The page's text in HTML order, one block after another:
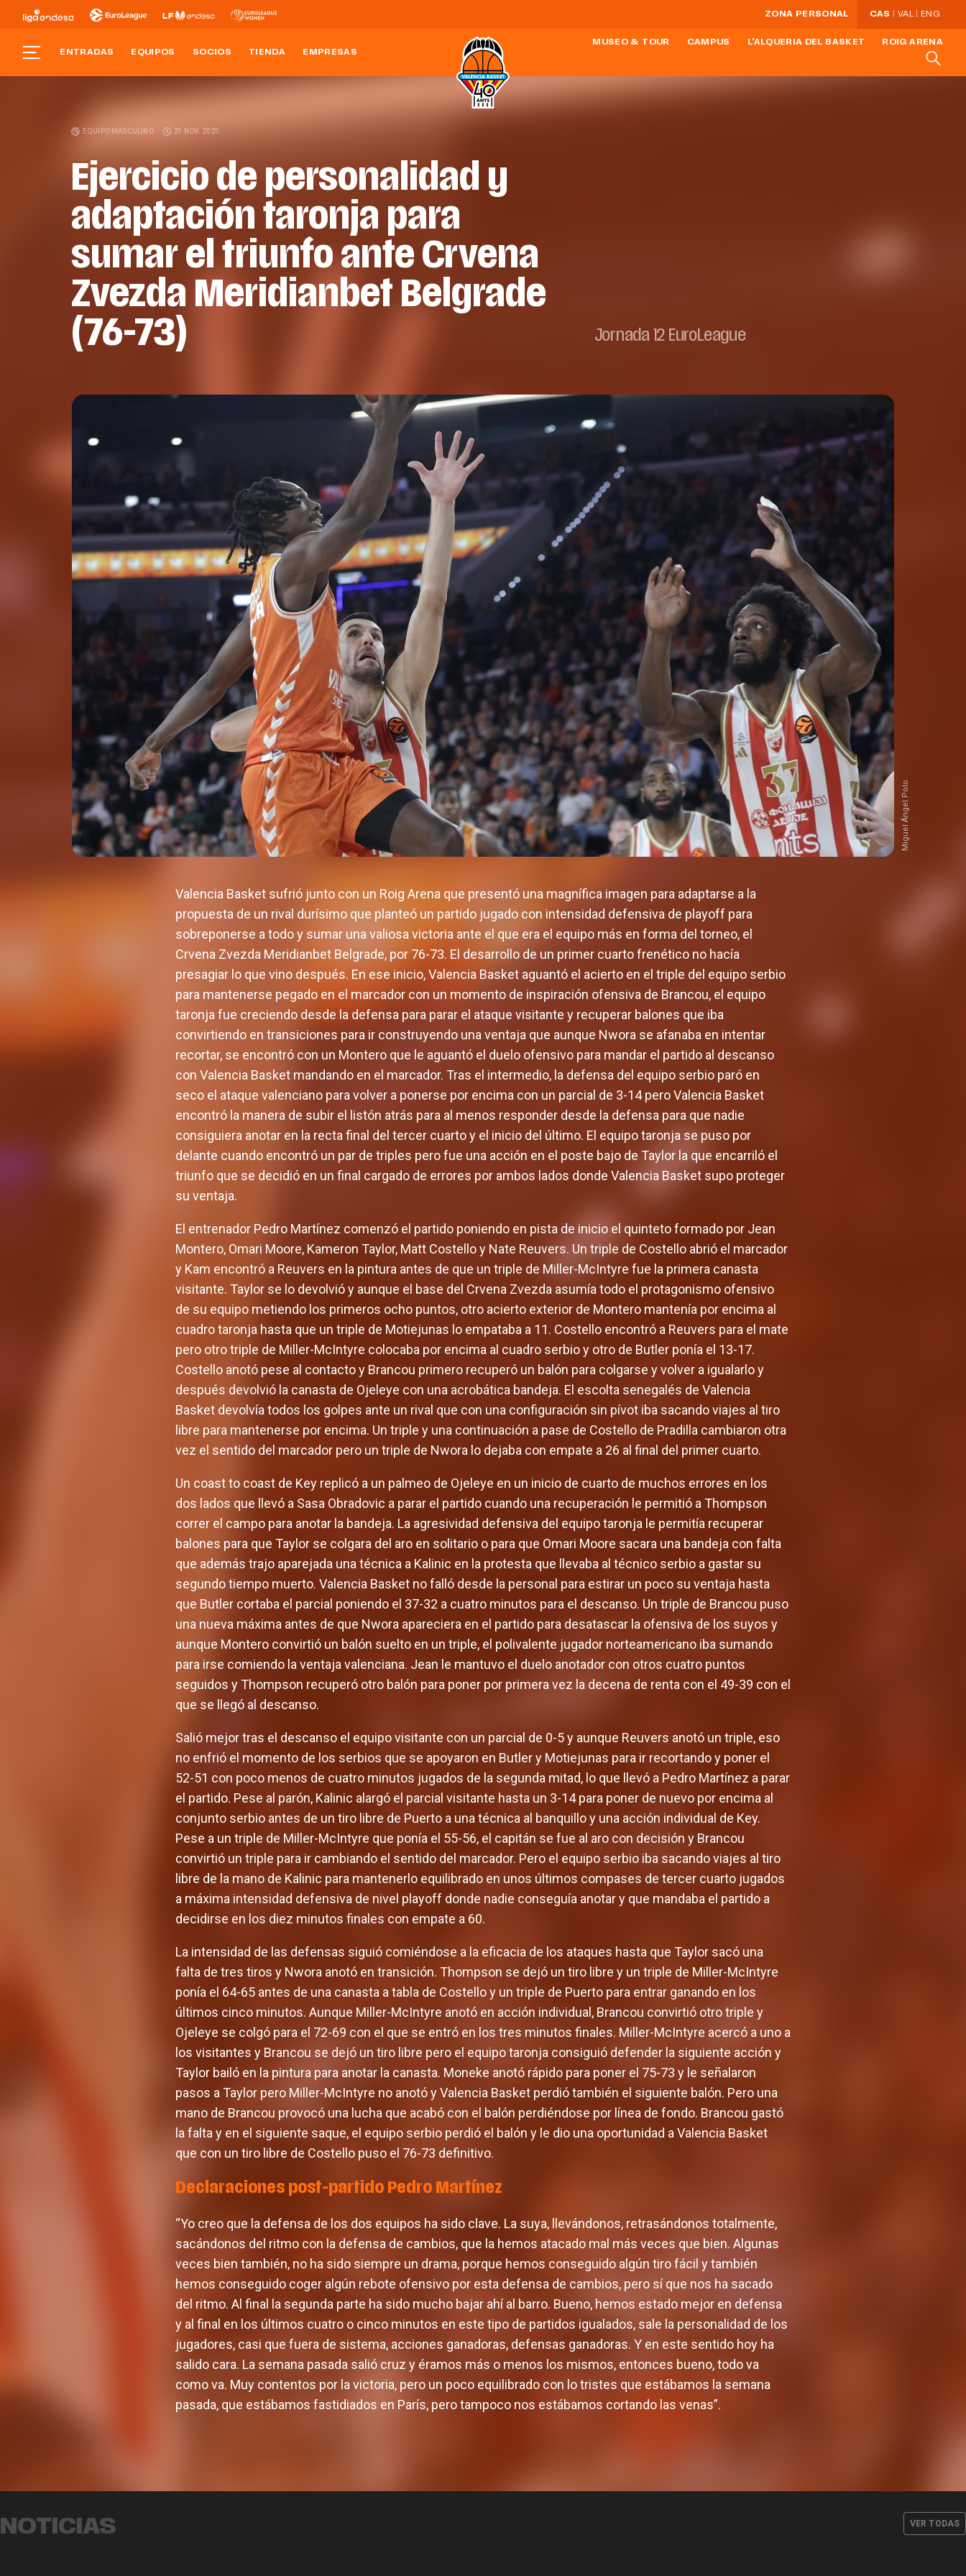
ZONA PERSONAL CAS VAL ENG
ENTRADAS EQUIPOS SOCIOS TIENDA EMPRESAS
MUSEO & TOUR CAMPUS L'ALQUERIA DEL BASKET ROIG ARENA
EQUIPO MASCULINO 21 NOV. 2025
Ejercicio de personalidad y
adaptación taronja para
sumar el triunfo ante Crvena
Zvezda Meridianbet Belgrade
(76-73)
Jornada 12 EuroLeague
Miguel Ángel Polo
Valencia Basket sufrió junto con un Roig Arena que presentó una magnífica imagen para adaptarse a la
propuesta de un rival durísimo que planteó un partido jugado con intensidad defensiva de playoff para
sobreponerse a todo y sumar una valiosa victoria ante el que era el equipo más en forma del torneo, el
Crvena Zvezda Meridianbet Belgrade, por 76-73. El desarrollo de un primer cuarto frenético no hacía
presagiar lo que vino después. En ese inicio, Valencia Basket aguantó el acierto en el triple del equipo serbio
para mantenerse pegado en el marcador con un momento de inspiración ofensiva de Brancou, el equipo
taronja fue creciendo desde la defensa para parar el ataque visitante y recuperar balones que iba
convirtiendo en transiciones para ir construyendo una ventaja que aunque Nwora se afanaba en intentar
recortar, se encontró con un Montero que le aguantó el duelo ofensivo para mandar el partido al descanso
con Valencia Basket mandando en el marcador. Tras el intermedio, la defensa del equipo serbio paró en
seco el ataque valenciano para volver a ponerse por encima con un parcial de 3-14 pero Valencia Basket
encontró la manera de subir el listón atrás para al menos responder desde la defensa para que nadie
consiguiera anotar en la recta final del tercer cuarto y el inicio del último. El equipo taronja se puso por
delante cuando encontró un par de triples pero fue una acción en el poste bajo de Taylor la que encarriló el
triunfo que se decidió en un final cargado de errores por ambos lados donde Valencia Basket supo proteger
su ventaja.
El entrenador Pedro Martínez comenzó el partido poniendo en pista de inicio el quinteto formado por Jean
Montero, Omari Moore, Kameron Taylor, Matt Costello y Nate Reuvers. Un triple de Costello abrió el marcador
y Kam encontró a Reuvers en la pintura antes de que un triple de Miller-McIntyre fue la primera canasta
visitante. Taylor se lo devolvió y aunque el base del Crvena Zvezda asumía todo el protagonismo ofensivo
de su equipo metiendo los primeros ocho puntos, otro acierto exterior de Montero mantenía por encima al
cuadro taronja hasta que un triple de Motiejunas lo empataba a 11. Costello encontró a Reuvers para el mate
pero otro triple de Miller-McIntyre colocaba por encima al cuadro serbio y otro de Butler ponía el 13-17.
Costello anotó pese al contacto y Brancou primero recuperó un balón para colgarse y volver a igualarlo y
después devolvió la canasta de Ojeleye con una acrobática bandeja. El escolta senegalés de Valencia
Basket devolvía todos los golpes ante un rival que con una configuración sin pívot iba sacando viajes al tiro
libre para mantenerse por encima. Un triple y una continuación a pase de Costello de Pradilla cambiaron otra
vez el sentido del marcador pero un triple de Nwora lo dejaba con empate a 26 al final del primer cuarto.
Un coast to coast de Key replicó a un palmeo de Ojeleye en un inicio de cuarto de muchos errores en los
dos lados que llevó a Sasa Obradovic a parar el partido cuando una recuperación le permitió a Thompson
correr el campo para anotar la bandeja. La agresividad defensiva del equipo taronja le permitía recuperar
balones para que Taylor se colgara del aro en solitario o para que Omari Moore sacara una bandeja con falta
que además trajo aparejada una técnica a Kalinic en la protesta que llevaba al técnico serbio a gastar su
segundo tiempo muerto. Valencia Basket no falló desde la personal para estirar un poco su ventaja hasta
que Butler cortaba el parcial poniendo el 37-32 a cuatro minutos para el descanso. Un triple de Brancou puso
una nueva máxima antes de que Nwora apareciera en el partido para desatascar la ofensiva de los suyos y
aunque Montero convirtió un balón suelto en un triple, el polivalente jugador norteamericano iba sumando
para irse comiendo la ventaja valenciana. Jean le mantuvo el duelo anotador con otros cuatro puntos
seguidos y Thompson recuperó otro balón para poner por primera vez la decena de renta con el 49-39 con el
que se llegó al descanso.
Salió mejor tras el descanso el equipo visitante con un parcial de 0-5 y aunque Reuvers anotó un triple, eso
no enfrió el momento de los serbios que se apoyaron en Butler y Motiejunas para ir recortando y poner el
52-51 con poco menos de cuatro minutos jugados de la segunda mitad, lo que llevó a Pedro Martínez a parar
el partido. Pese al parón, Kalinic alargó el parcial visitante hasta un 3-14 para poner de nuevo por encima al
conjunto serbio antes de un tiro libre de Puerto a una técnica al banquillo y una acción individual de Key.
Pese a un triple de Miller-McIntyre que ponía el 55-56, el capitán se fue al aro con decisión y Brancou
convirtió un triple para ir cambiando el sentido del marcador. Pero el equipo serbio iba sacando viajes al tiro
libre de la mano de Kalinic para mantenerlo equilibrado en unos últimos compases de tercer cuarto jugados
a máxima intensidad defensiva de nivel playoff donde nadie conseguía anotar y que mandaba el partido a
decidirse en los diez minutos finales con empate a 60.
La intensidad de las defensas siguió comiéndose a la eficacia de los ataques hasta que Taylor sacó una
falta de tres tiros y Nwora anotó en transición. Thompson se dejó un tiro libre y un triple de Miller-McIntyre
ponía el 64-65 antes de una canasta a tabla de Costello y un triple de Puerto para entrar ganando en los
últimos cinco minutos. Aunque Miller-McIntyre anotó en acción individual, Brancou convirtió otro triple y
Ojeleye se colgó para el 72-69 con el que se entró en los tres minutos finales. Miller-McIntyre acercó a uno a
los visitantes y Brancou se dejó un tiro libre pero el equipo taronja consiguió defender la siguiente acción y
Taylor bailó en la pintura para anotar la canasta. Moneke anotó rápido para poner el 75-73 y le señalaron
pasos a Taylor pero Miller-McIntyre no anotó y Valencia Basket perdió también el siguiente balón. Pero una
mano de Brancou provocó una lucha que acabó con el balón perdiéndose por línea de fondo. Brancou gastó
la falta y en el siguiente saque, el equipo serbio perdió el balón y le dio una oportunidad a Valencia Basket
que con un tiro libre de Costello puso el 76-73 definitivo.
Declaraciones post-partido Pedro Martínez
“Yo creo que la defensa de los dos equipos ha sido clave. La suya, llevándonos, retrasándonos totalmente,
sacándonos del ritmo con la defensa de cambios, que la hemos atacado mal más veces que bien. Algunas
veces bien también, no ha sido siempre un drama, porque hemos conseguido algún tiro fácil y también
hemos conseguido coger algún rebote ofensivo por esta defensa de cambios, pero sí que nos ha sacado
del ritmo. Al final la segunda parte ha sido mucho bajar ahí al barro. Bueno, hemos estado mejor en defensa
y al final en los últimos cuatro o cinco minutos en este tipo de partidos igualados, sale la personalidad de los
jugadores, casi que fuera de sistema, acciones ganadoras, defensas ganadoras. Y en este sentido hoy ha
salido cara. La semana pasada salió cruz y éramos más o menos los mismos, entonces bueno, todo va
como va. Muy contentos por la victoria, pero un poco equilibrado con lo tristes que estábamos la semana
pasada, que estábamos fastidiados en París, pero tampoco nos estábamos cortando las venas”.
NOTICIAS VER TODAS
de Besiktas Istanbul